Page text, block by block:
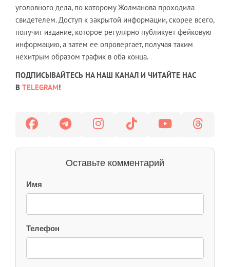
уголовного дела, по которому Жолманова проходила
свидетелем. Доступ к закрытой информации, скорее всего,
получит издание, которое регулярно публикует фейковую
информацию, а затем ее опровергает, получая таким
нехитрым образом трафик в оба конца.
ПОДПИСЫВАЙТЕСЬ НА НАШ КАНАЛ И ЧИТАЙТЕ НАС
В TELEGRAM!
Оставьте комментарий
Имя
Телефон